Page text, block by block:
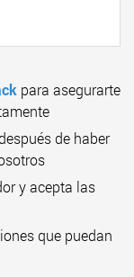
para asegurarte
de haber
y acepta las
que puedan